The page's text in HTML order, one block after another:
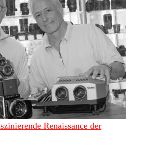
Renaissance der